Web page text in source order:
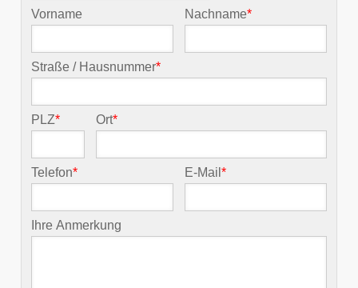
Vorname Nachname*
Straße / Hausnummer*
PLZ* Ort*
Telefon* E-Mail*
Ihre Anmerkung